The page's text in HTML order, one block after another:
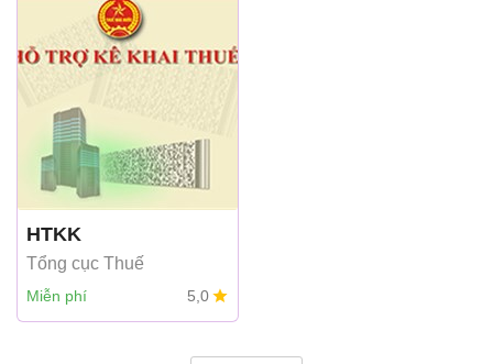
HTKK
Tổng cục Thuế
Miễn phí 5,0